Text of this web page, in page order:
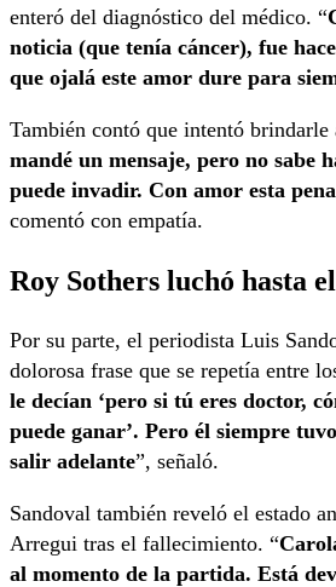
enteró del diagnóstico del médico. “
noticia (que tenía cáncer), fue
que ojalá este amor dure para
También contó que intentó
mandé un mensaje, pero no sabe
puede invadir. Con amor esta
comentó con empatía.
Roy Sothers luchó hasta
Por su parte, el periodista Luis
dolorosa frase que se repetía entre
le decían ‘pero si tú eres doctor,
puede ganar’. Pero él siempre
salir adelante”, señaló.
Sandoval también reveló el estado
Arregui tras el fallecimiento. “
al momento de la partida. Está